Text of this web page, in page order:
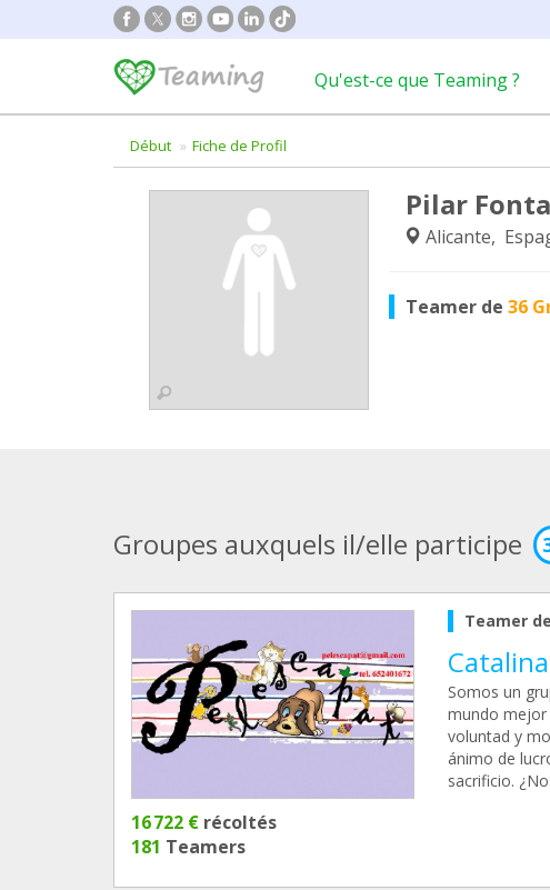
Qu'est-ce que Teaming ?
Début Fiche de Profil
Pilar Fonta
Alicante,
Teamer de 36
Groupes auxquels il/elle participe
16 722 € récoltés
181 Teamers
Teamer
Somos un
mundo mejor
voluntad y
ánimo de
sacrificio.